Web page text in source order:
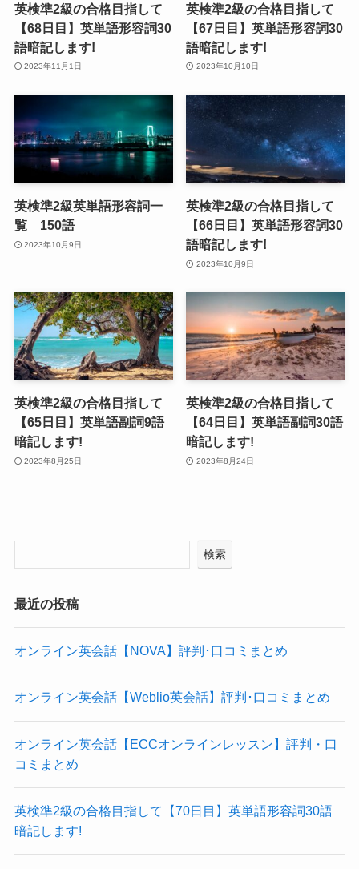
英検準2級の合格目指して
【68日目】英単語形容詞30
語暗記します!
2023年11月1日
英検準2級の合格目指して
【67日目】英単語形容詞30
語暗記します!
2023年10月10日
英検準2級英単語形容詞一
覧 150語
2023年10月9日
英検準2級の合格目指して
【66日目】英単語形容詞30
語暗記します!
2023年10月9日
英検準2級の合格目指して
【65日目】英単語副詞9語
暗記します!
2023年8月25日
英検準2級の合格目指して
【64日目】英単語副詞30語
暗記します!
2023年8月24日
検索
最近の投稿
オンライン英会話【NOVA】評判･口コミまとめ
オンライン英会話【Weblio英会話】評判･口コミまとめ
オンライン英会話【ECCオンラインレッスン】評判・口
コミまとめ
英検準2級の合格目指して【70日目】英単語形容詞30語
暗記します!